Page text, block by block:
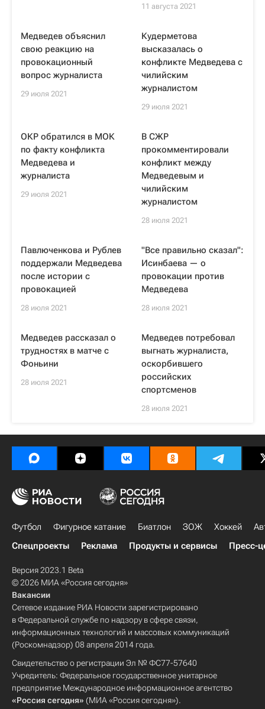
11 августа 2021
Медведев объяснил
свою реакцию на
провокационный
вопрос журналиста
29 июля 2021
Кудерметова
высказалась о
конфликте Медведева с
чилийским
журналистом
29 июля 2021
ОКР обратился в МОК
по факту конфликта
Медведева и
журналиста
29 июля 2021
В СЖР
прокомментировали
конфликт между
Медведевым и
чилийским
журналистом
28 июля 2021
Павлюченкова и Рублев
поддержали Медведева
после истории с
провокацией
28 июля 2021
"Все правильно сказал":
Исинбаева — о
провокации против
Медведева
28 июля 2021
Медведев рассказал о
трудностях в матче с
Фоньини
28 июля 2021
Медведев потребовал
выгнать журналиста,
оскорбившего
российских
спортсменов
28 июля 2021
Футбол Фигурное катание Биатлон ЗОЖ Хоккей
Спецпроекты
Реклама Продукты и сервисы Пресс-
Версия 2023.1 Beta
© 2026 МИА «Россия сегодня»
Вакансии
Сетевое издание РИА Новости зарегистрировано
в Федеральной службе по надзору в сфере связи,
информационных технологий и массовых коммуникаций
(Роскомнадзор) 08 апреля 2014 года.
Свидетельство о регистрации Эл № ФС77-57640
Учредитель: Федеральное государственное унитарное
предприятие Международное информационное агентство
«Россия сегодня» (МИА «Россия сегодня»).